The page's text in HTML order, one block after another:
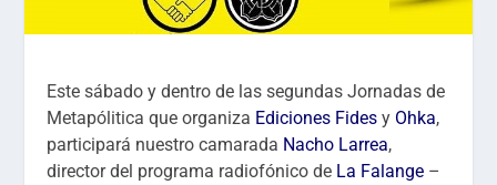
Este sábado y dentro de las segundas Jornadas de
Metapólitica que organiza Ediciones Fides y Ohka,
participará nuestro camarada Nacho Larrea,
director del programa radiofónico de La Falange –